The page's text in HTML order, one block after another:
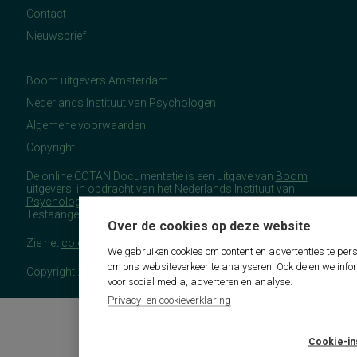
Over de cookies op deze website
We gebruiken cookies om content en advertenties te
om ons websiteverkeer te analyseren. Ook delen we
voor social media, adverteren en analyse.
Privacy- en cookieverklaring
Cookie-
Contact
Nieuwsbrief
Boom uitgevers Amsterdam
Nederlands Instituut van Psychologen
Algemene voorwaarden
Copyright
De online COTAN Documentatie is een uitgave van Boom
uitgevers , in opdracht van het Nederlands Instituut van
Psychologen(NIP), namens de Commissie
Testaangelegenheden Nederland (COTAN).
Zie het colofon
Copyright 2026 - COTAN Documentatie